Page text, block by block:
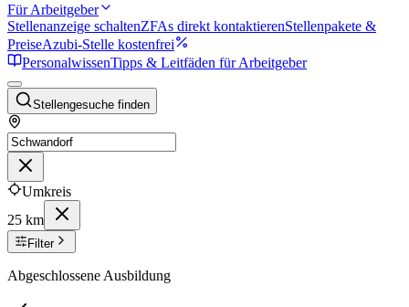
Für Arbeitgeber
Stellenanzeige schaltenZFAs direkt kontaktierenStellenpakete &
PreiseAzubi-Stelle kostenfrei
PersonalwissenTipps & Leitfäden für Arbeitgeber
Stellengesuche finden
Umkreis
25 km
Filter
Abgeschlossene Ausbildung